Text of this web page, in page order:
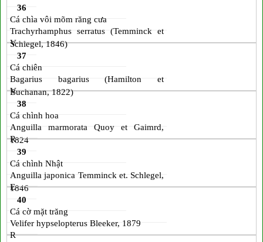
36
Cá chìa vôi mõm răng cưa
Trachyrhamphus serratus (Temminck et
Schlegel, 1846)
V
37
Cá chiên
Bagarius bagarius (Hamilton et
Buchanan, 1822)
V
38
Cá chình hoa
Anguilla marmorata Quoy et Gaimrd,
1824
R
39
Cá chình Nhật
Anguilla japonica Temminck et. Schlegel,
1846
E
40
Cá cờ mặt trăng
Velifer hypselopterus Bleeker, 1879
R